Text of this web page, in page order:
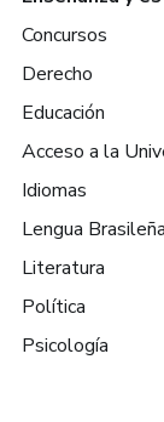
Concursos
Derecho
Educación
Acceso a la
Idiomas
Lengua
Literatura
Política
Psicología